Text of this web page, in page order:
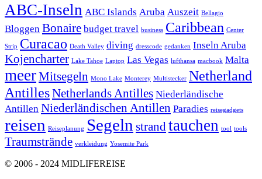
ABC-Inseln ABC Islands Aruba Auszeit Bellagio
Bloggen Bonaire budget travel business Caribbean Center
Strip Curacao Death Valley diving dresscode gedanken Inseln Aruba
Kojencharter Lake Tahoe Laptop Las Vegas lufthansa macbook Malta
meerMitsegeln Mono Lake Monterey Multistecker Netherland
AntillesNetherlands Antilles Niederländische
Antillen Niederländischen Antillen Paradies reisegadgets
reisen Reiseplanung Segeln strand tauchen tool tools
Traumstrände verkleidung Yosemite Park
© 2006 - 2024 MIDLIFEREISE